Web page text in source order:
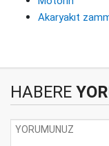
Akaryakıt
HABERE